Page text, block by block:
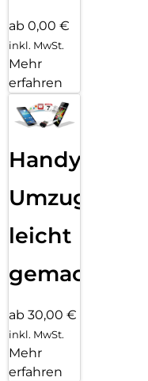
ab 0,00 €
inkl. MwSt.
Mehr
erfahren
Handy
Umzug
leicht
gemacht!
ab 30,00 €
inkl. MwSt.
Mehr
erfahren